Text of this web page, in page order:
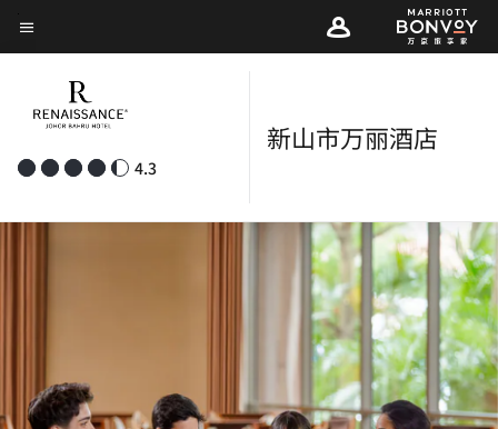
Skip
to
content
菜单文本
4.3
新山市万丽酒店